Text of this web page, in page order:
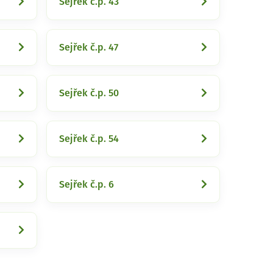
Sejřek č.p. 47
Sejřek č.p. 50
Sejřek č.p. 54
Sejřek č.p. 6